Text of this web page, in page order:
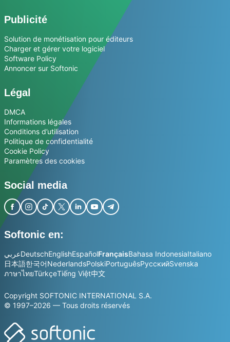
Publicité
Solution de monétisation pour éditeurs
Charger et gérer votre logiciel
Software Policy
Annoncer sur Softonic
Légal
DMCA
Informations légales
Conditions d’utilisation
Politique de confidentialité
Cookie Policy
Paramètres des cookies
Social media
Softonic en:
عربيDeutschEnglishEspañolFrançaisBahasa IndonesiaItaliano
日本語한국어NederlandsPolskiPortuguêsРусскийSvenska
ภาษาไทยTürkçeTiếng Việt中文
Copyright SOFTONIC INTERNATIONAL S.A.
© 1997–2026 — Tous droits réservés